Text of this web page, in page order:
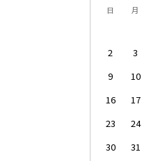
日 月
2
3
9
10
16
17
23
24
30
31